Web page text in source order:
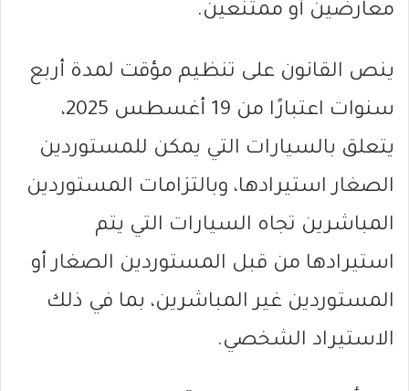
معارضين أو ممتنعين.
ينص القانون على تنظيم مؤقت لمدة أربع
سنوات اعتبارًا من 19 أغسطس 2025،
يتعلق بالسيارات التي يمكن للمستوردين
الصغار استيرادها، وبالتزامات المستوردين
المباشرين تجاه السيارات التي يتم
استيرادها من قبل المستوردين الصغار أو
المستوردين غير المباشرين، بما في ذلك
الاستيراد الشخصي.